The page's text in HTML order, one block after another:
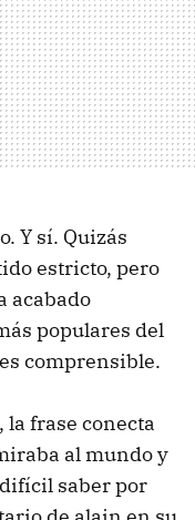
Y sí. Quizás
estricto, pero
acabado
populares del
comprensible.
frase conecta
al mundo y
saber por